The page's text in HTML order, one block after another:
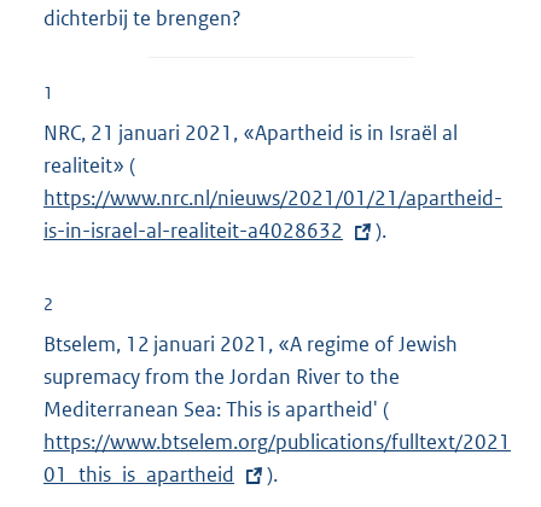
dichterbij te brengen?
1
NRC, 21 januari 2021, «Apartheid is in Israël al
realiteit» (
x
t
l
n
k
https://www.nrc.nl/nieuws/2021/01/21/apartheid-
is-in-israel-al-realiteit-a4028632
).
2
Btselem, 12 januari 2021, «A regime of Jewish
supremacy from the Jordan River to the
Mediterranean Sea: This is apartheid' (
x
https://www.btselem.org/publications/fulltext/2021
01_this_is_apartheid
).